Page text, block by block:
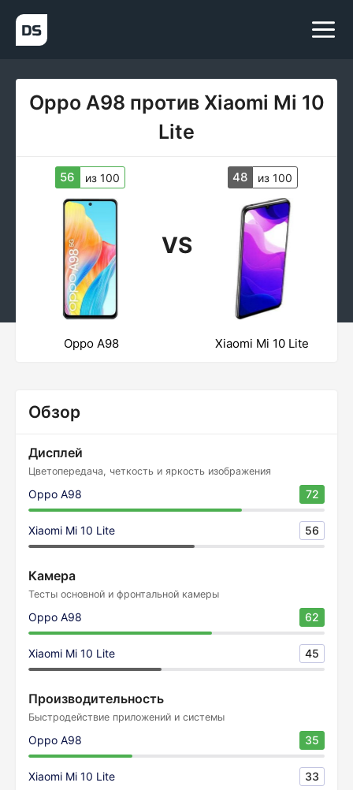
Oppo A98 против Xiaomi Mi 10
Lite
56 из 100
VS
48 из 100
Oppo A98 Xiaomi Mi 10 Lite
Обзор
Дисплей
Цветопередача, четкость и яркость изображения
Oppo A98 72
Xiaomi Mi 10 Lite 56
Камера
Тесты основной и фронтальной камеры
Oppo A98 62
Xiaomi Mi 10 Lite 45
Производительность
Быстродействие приложений и системы
Oppo A98 35
Xiaomi Mi 10 Lite 33